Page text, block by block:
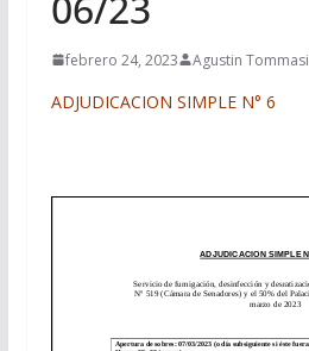
febrero 24, 2023 Agustin Tommasi
ADJUDICACION SIMPLE N° 6